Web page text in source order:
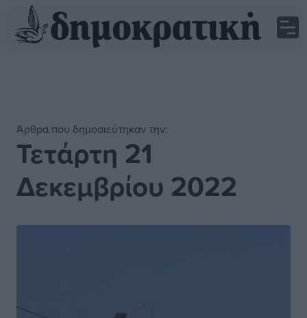
Άρθρα που δημοσιεύτηκαν την:
Τετάρτη 21
Δεκεμβρίου 2022